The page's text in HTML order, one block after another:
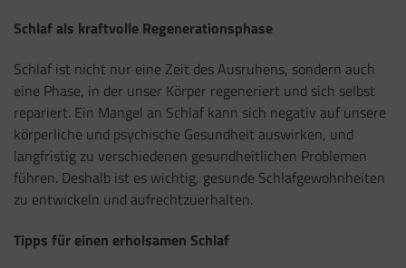
Schlaf als kraftvolle Regenerationsphase
Schlaf ist nicht nur eine Zeit des Ausruhens, sondern auch
eine Phase, in der unser Körper regeneriert und sich selbst
repariert. Ein Mangel an Schlaf kann sich negativ auf unsere
körperliche und psychische Gesundheit auswirken, und
langfristig zu verschiedenen gesundheitlichen Problemen
führen. Deshalb ist es wichtig, gesunde Schlafgewohnheiten
zu entwickeln und aufrechtzuerhalten.
Tipps für einen erholsamen Schlaf